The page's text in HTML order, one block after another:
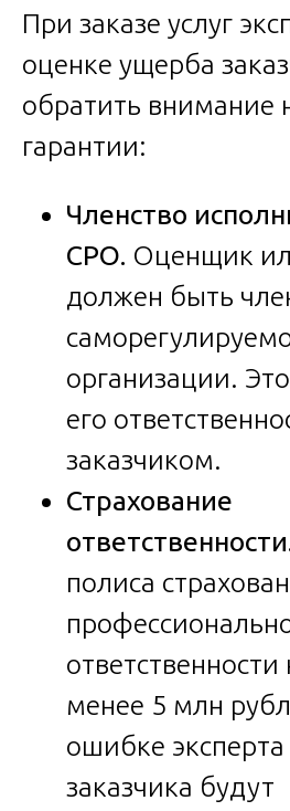
При заказе услуг
оценке ущерба
обратить внимание
гарантии:
Членство
СРО. Оценщик
должен быть
организации.
его
заказчиком.
Страхование
полиса
менее 5 млн
ошибке
заказчика будут